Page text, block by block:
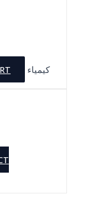
كيمياء